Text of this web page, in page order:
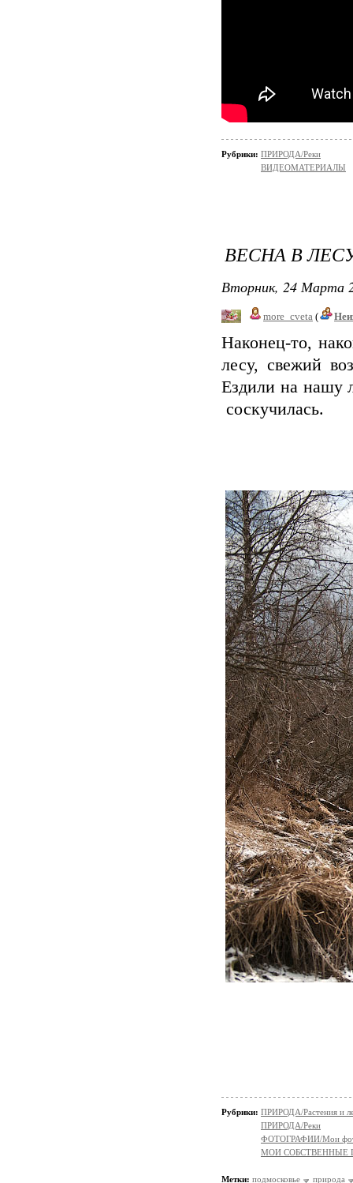
Рубрики: ПРИРОДА/Реки
ВИДЕОМАТЕРИАЛЫ
ВЕСНА В
Вторник, 24 Марта
more_cveta (
Наконец-то,
лесу, свежий
Ездили на нашу
соскучилась.
Рубрики: ПРИРОДА/Растения и
ПРИРОДА/Реки
ФОТОГРАФИИ/Мои
МОИ СОБСТВЕННЫЕ
Метки: подмосковье природа